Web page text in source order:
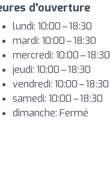
d'ouverture
lundi: 10:00 – 18:30
mardi: 10:00 – 18:30
mercredi: 10:00 – 18:30
jeudi: 10:00 – 18:30
vendredi: 10:00 – 18:30
samedi: 10:00 – 18:30
dimanche: Fermé